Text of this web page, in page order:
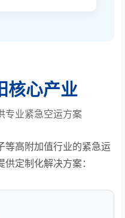
核心产业
专业紧急空运方案
等高附加值行业的紧急运
定制化解决方案：